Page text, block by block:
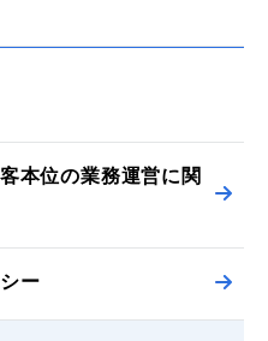
本位の業務運営に関
ー